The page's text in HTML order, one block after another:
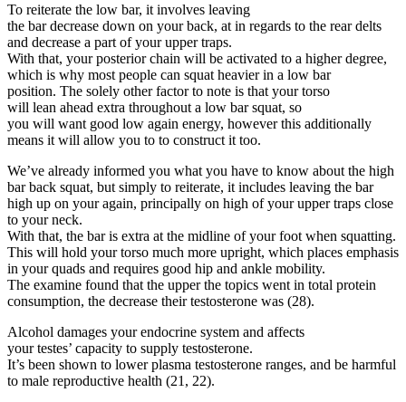
To reiterate the low bar, it involves leaving
the bar decrease down on your back, at in regards to the rear delts
and decrease a part of your upper traps.
With that, your posterior chain will be activated to a higher degree,
which is why most people can squat heavier in a low bar
position. The solely other factor to note is that your torso
will lean ahead extra throughout a low bar squat, so
you will want good low again energy, however this additionally
means it will allow you to to construct it too.
We’ve already informed you what you have to know about the high
bar back squat, but simply to reiterate, it includes leaving the bar
high up on your again, principally on high of your upper traps close
to your neck.
With that, the bar is extra at the midline of your foot when squatting.
This will hold your torso much more upright, which places emphasis
in your quads and requires good hip and ankle mobility.
The examine found that the upper the topics went in total protein
consumption, the decrease their testosterone was (28).
Alcohol damages your endocrine system and affects
your testes’ capacity to supply testosterone.
It’s been shown to lower plasma testosterone ranges, and be harmful
to male reproductive health (21, 22).